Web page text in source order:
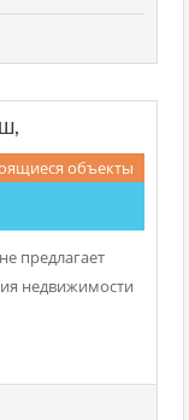
объекты
предлагает
недвижимости